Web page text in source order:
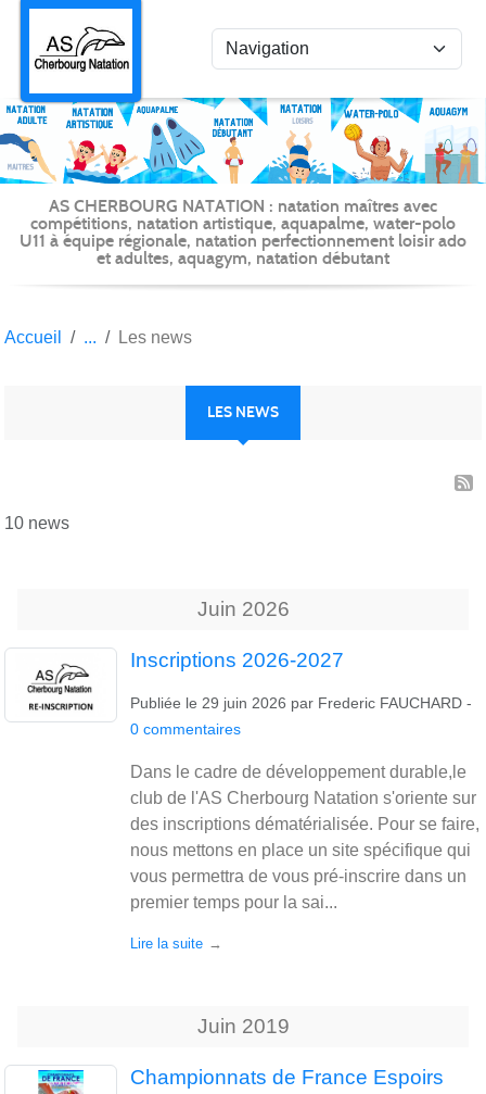
AS CHERBOURG NATATION : natation maîtres avec
compétitions, natation artistique, aquapalme, water-polo
U11 à équipe régionale, natation perfectionnement loisir ado
et adultes, aquagym, natation débutant
Accueil Les news
LES NEWS
10 news
Juin 2026
Inscriptions 2026-2027
Publiée le 29 juin 2026 par Frederic FAUCHARD -
0 commentaires
Dans le cadre de développement durable,le
club de l'AS Cherbourg Natation s'oriente sur
des inscriptions dématérialisée. Pour se faire,
nous mettons en place un site spécifique qui
vous permettra de vous pré-inscrire dans un
premier temps pour la sai...
Lire la suite
Juin 2019
Championnats de France Espoirs
Panneau de gestion des cookies